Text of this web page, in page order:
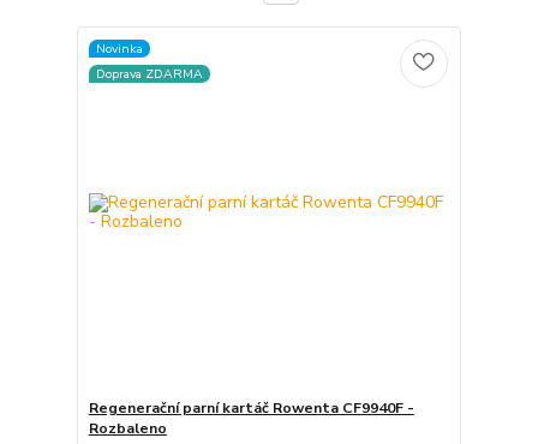
Novinka
Doprava ZDARMA
Regenerační parní kartáč Rowenta CF9940F -
Rozbaleno